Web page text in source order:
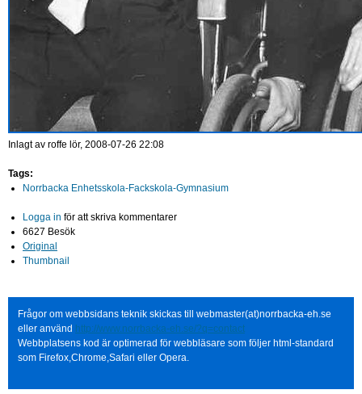
Inlagt av roffe lör, 2008-07-26 22:08
Tags:
Norrbacka Enhetsskola-Fackskola-Gymnasium
Logga in för att skriva kommentarer
6627 Besök
Original
Thumbnail
Frågor om webbsidans teknik skickas till webmaster(at)norrbacka-eh.se
eller använd http://www.norrbacka-eh.se/?q=contact
Webbplatsens kod är optimerad för webbläsare som följer html-standard
som Firefox,Chrome,Safari eller Opera.